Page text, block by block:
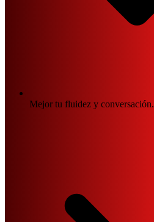
Mejor tu fluidez y conversación.